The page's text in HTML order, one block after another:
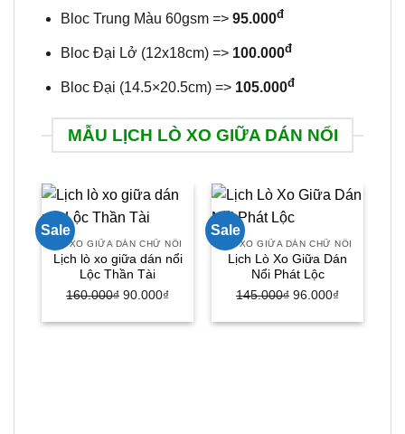
Bloc Trung Màu 60gsm => 95.000đ
Bloc Đại Lở (12x18cm) => 100.000đ
Bloc Đại (14.5×20.5cm) => 105.000đ
MẪU LỊCH LÒ XO GIỮA DÁN NỔI
Sale
LÒ XO GIỮA DÁN CHỮ NỔI
Lịch lò xo giữa dán nổi
Lộc Thần Tài
160.000₫ Giá
90.000₫
Sale
LÒ XO GIỮA DÁN CHỮ NỔI
Lịch Lò Xo Giữa Dán
Nổi Phát Lộc
145.000₫ Giá
96.000₫